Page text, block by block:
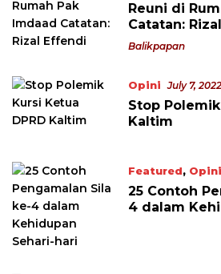
Reuni di
Catatan:
Balikpapan
Opini July 7, 2022
Stop
Kaltim
Featured, Opini
25 Contoh
4 dalam